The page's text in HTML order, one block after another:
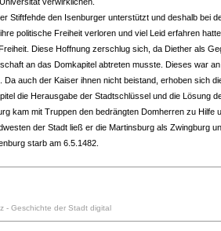
Stiftfehde den Isenburger unterstützt und deshalb bei
politische Freiheit verloren und viel Leid erfahren
Diese Hoffnung zerschlug sich, da Diether als
an das Domkapitel abtreten musste. Dieses war
Da auch der Kaiser ihnen nicht beistand, erhoben sich
die Herausgabe der Stadtschlüssel und die Lösung
kam mit Truppen den bedrängten Domherren zu Hilfe
der Stadt ließ er die Martinsburg als Zwingburg
starb am 6.5.1482.
- Geschichte der Stadt digital